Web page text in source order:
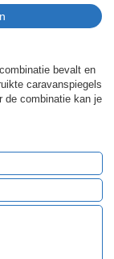
bevalt en
caravanspiegels
de combinatie kan je